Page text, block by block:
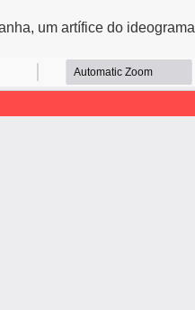
um artífice do ideograma